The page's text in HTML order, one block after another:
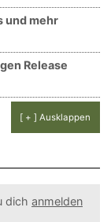
und mehr
Release
[ + ] Ausklappen
dich anmelden